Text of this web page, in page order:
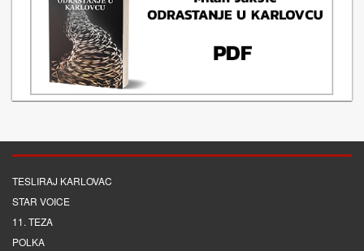
TESLIRAJ KARLOVAC
STAR VOICE
11. TEZA
POLKA